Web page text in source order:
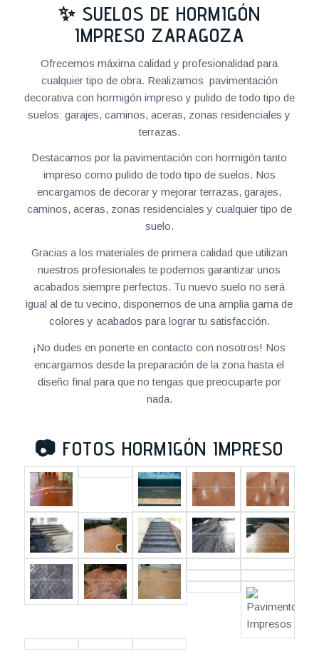
✨ SUELOS DE HORMIGÓN
IMPRESO ZARAGOZA
Ofrecemos máxima calidad y profesionalidad para
cualquier tipo de obra. Realizamos pavimentación
decorativa con hormigón impreso y pulido de todo tipo de
suelos: garajes, caminos, aceras, zonas residenciales y
terrazas.
Destacamos por la pavimentación con hormigón tanto
impreso como pulido de todo tipo de suelos. Nos
encargamos de decorar y mejorar terrazas, garajes,
caminos, aceras, zonas residenciales y cualquier tipo de
suelo.
Gracias a los materiales de primera calidad que utilizan
nuestros profesionales te podemos garantizar unos
acabados siempre perfectos. Tu nuevo suelo no será
igual al de tu vecino, disponemos de una amplia gama de
colores y acabados para lograr tu satisfacción.
¡No dudes en ponerte en contacto con nosotros! Nos
encargamos desde la preparación de la zona hasta el
diseño final para que no tengas que preocuparte por
nada.
📷 FOTOS HORMIGÓN IMPRESO